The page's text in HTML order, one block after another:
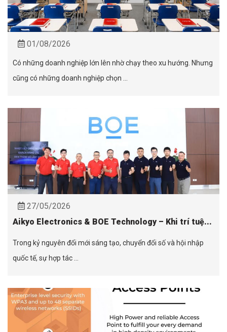
01/08/2026
Có những doanh nghiệp lớn lên nhờ chạy theo xu hướng. Nhưng
cũng có những doanh nghiệp chọn ...
27/05/2026
Aikyo Electronics & BOE Technology – Khi trí tuệ...
Trong kỷ nguyên đổi mới sáng tạo, chuyển đổi số và hội nhập
quốc tế, sự hợp tác ...